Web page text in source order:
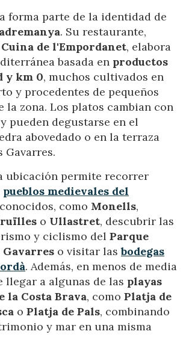
forma parte de la identidad de
. Su restaurante,
Cuina de l'Empordanet, elabora
basada en productos
y km 0, muchos cultivados en
y procedentes de pequeños
la zona. Los platos cambian con
pueden degustarse en el
abovedado o en la terraza
Gavarres.
ubicación permite recorrer
pueblos medievales del
como Monells,
o Ullastret, descubrir las
y ciclismo del Parque
Gavarres o visitar las bodegas
. Además, en menos de media
llegar a algunas de las playas
la Costa Brava, como Platja de
o Platja de Pals, combinando
y mar en una misma
Siempre activas
Cookies propias para recopilar
la finalidad de mejorar nuestros servicios.
supone la aceptación de la
mismas. El usuario tiene la posibilidad
navegador pudiendo, si así lo desea,
instaladas en su disco duro, aunque
que dicha acción podrá ocasionar
de la página web.
el seguimiento y análisis del
mediante este tipo de cookies se
de la actividad de la web para la
de navegación de los usuarios con
mejoras en función del análisis de los
hacen los usuarios del servicio. Permiten
de preferencia del usuario para
de nuestros servicios y para ofrecer una
a través de productos recomendados.
utilizadas para almacenar información
y elecciones personales del usuario
continuada de sus hábitos de
a ellas, podemos conocer los hábitos
el sitio web y mostrar publicidad
el perfil de navegación del usuario.